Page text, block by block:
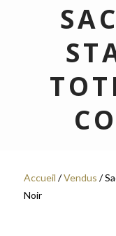
Accueil /Vendus /
Noir